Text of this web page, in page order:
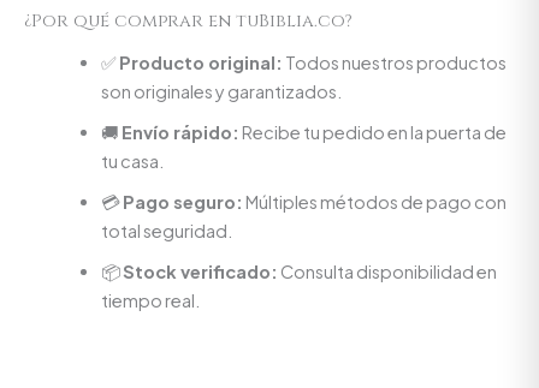
¿Por qué comprar en tuBiblia.co?
✅ Producto original: Todos nuestros productos
son originales y garantizados.
🚚 Envío rápido: Recibe tu pedido en la puerta de
tu casa.
💳Pago seguro: Múltiples métodos de pago con
total seguridad.
📦Stock verificado: Consulta disponibilidad en
tiempo real.